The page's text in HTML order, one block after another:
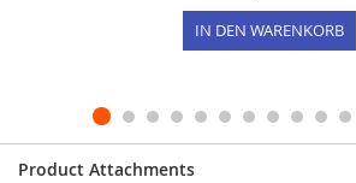
IN DEN WARENKORB
Product Attachments